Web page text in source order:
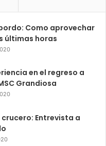
Como aprovechar
últimas horas
en el regreso a
Grandiosa
crucero: Entrevista a